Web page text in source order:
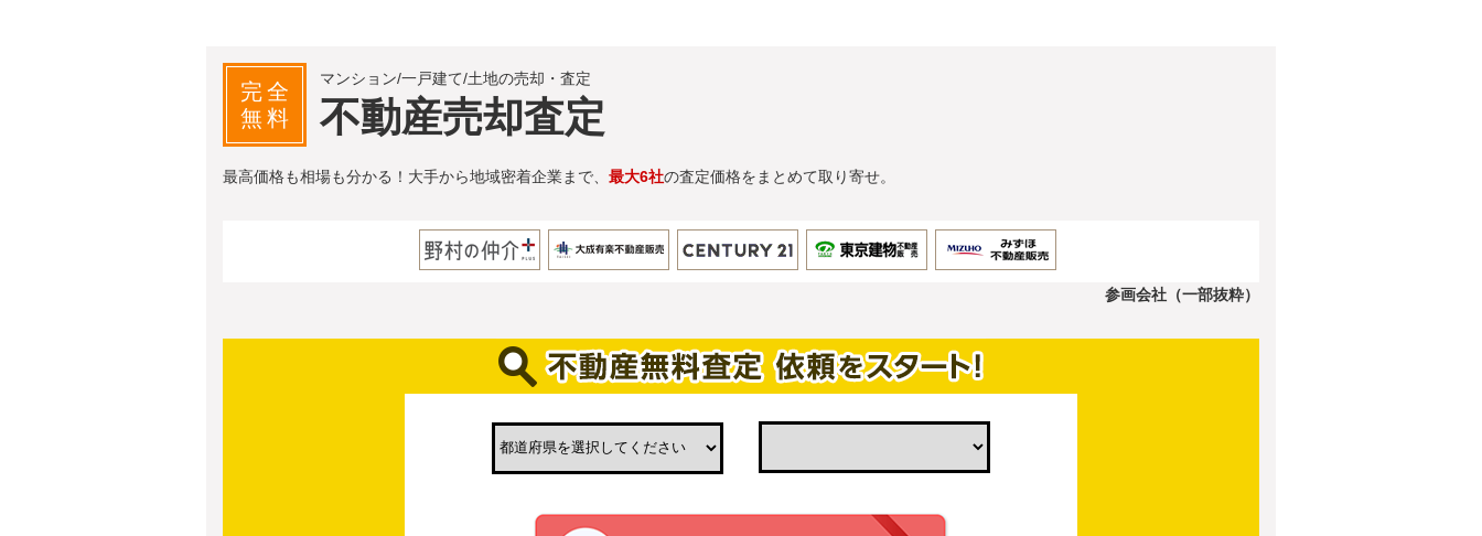
完全
無料
マンション/一戸建て/土地の売却・査定
不動産売却査定
最高価格も相場も分かる！大手から地域密着企業まで、 最大6社の査定価格をまとめて取り寄せ。
参画会社（一部抜粋）